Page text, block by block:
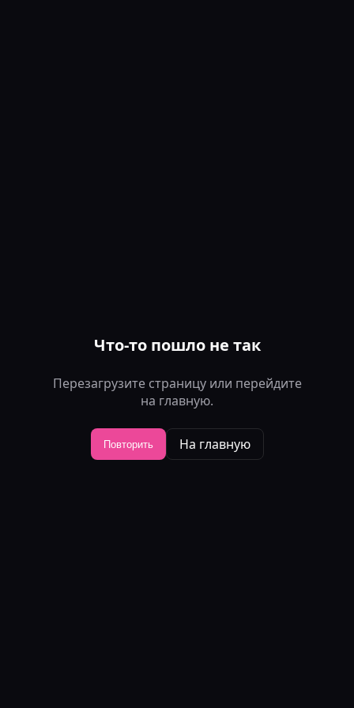
Что-то пошло не так
Перезагрузите страницу или перейдите
на главную.
Повторить На главную